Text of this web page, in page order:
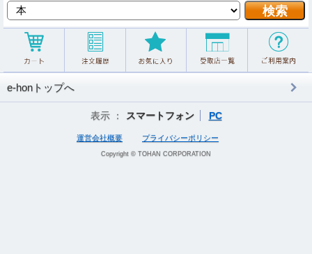
e-honトップへ
表示 ： スマートフォン PC
運営会社概要 プライバシーポリシー
Copyright © TOHAN CORPORATION